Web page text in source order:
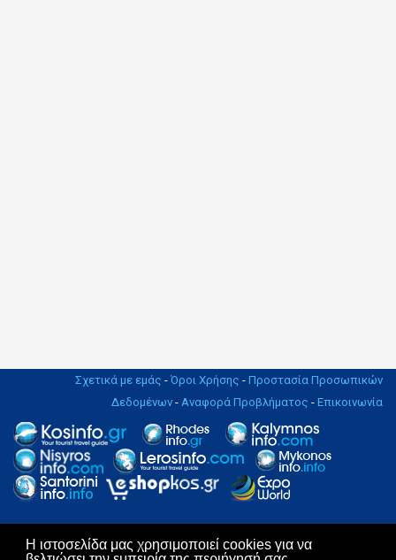
Η ιστοσελίδα μας χρησιμοποιεί cookies για να
Σχετικά με εμάς - Όροι Χρήσης - Προστασία Προσωπικών
Δεδομένων - Αναφορά Προβλήματος - Επικοινωνία
Copyright © 2004 - 2019. All rights Reserved. | Design & Hosting by